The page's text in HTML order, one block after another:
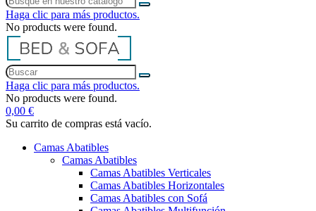
Haga clic para más productos.
No products were found.
Haga clic para más productos.
No products were found.
0,00 €
Su carrito de compras está vacío.
Camas Abatibles
Camas Abatibles
Camas Abatibles Verticales
Camas Abatibles Horizontales
Camas Abatibles con Sofá